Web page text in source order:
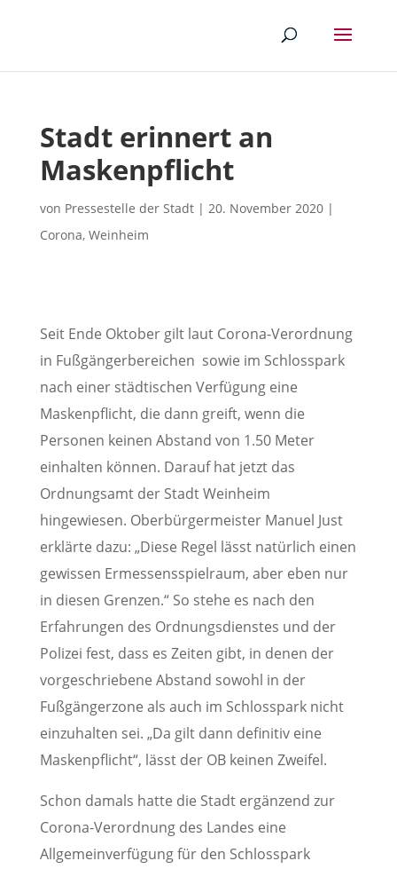
Stadt erinnert an
Maskenpflicht
von Pressestelle der Stadt| 20. November 2020|
Corona, Weinheim
Seit Ende Oktober gilt laut Corona-Verordnung
in Fußgängerbereichen sowie im Schlosspark
nach einer städtischen Verfügung eine
Maskenpflicht, die dann greift, wenn die
Personen keinen Abstand von 1.50 Meter
einhalten können. Darauf hat jetzt das
Ordnungsamt der Stadt Weinheim
hingewiesen. Oberbürgermeister Manuel Just
erklärte dazu: „Diese Regel lässt natürlich einen
gewissen Ermessensspielraum, aber eben nur
in diesen Grenzen.“ So stehe es nach den
Erfahrungen des Ordnungsdienstes und der
Polizei fest, dass es Zeiten gibt, in denen der
vorgeschriebene Abstand sowohl in der
Fußgängerzone als auch im Schlosspark nicht
einzuhalten sei. „Da gilt dann definitiv eine
Maskenpflicht“, lässt der OB keinen Zweifel.
Schon damals hatte die Stadt ergänzend zur
Corona-Verordnung des Landes eine
Allgemeinverfügung für den Schlosspark